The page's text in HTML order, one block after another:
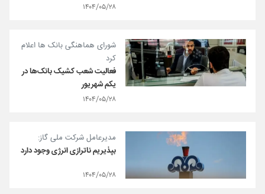
۱۴۰۴/۰۵/۲۸
شورای هماهنگی بانک ها اعلام
کرد
فعالیت شعب کشیک بانک‌ها در
یکم شهریور
۱۴۰۴/۰۵/۲۸
مدیرعامل شرکت ملی گاز:
بپذیریم ناترازی انرژی وجود دارد
۱۴۰۴/۰۵/۲۸